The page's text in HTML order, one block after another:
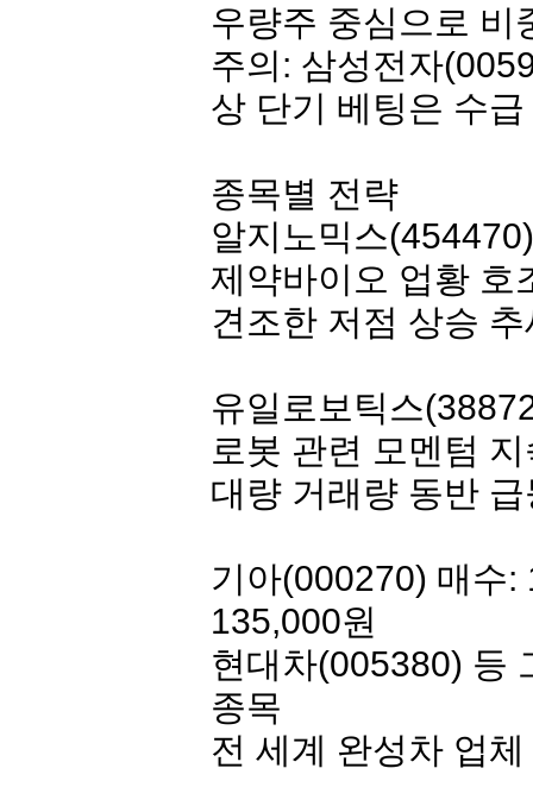
우량주 중심으로 비
주의: 삼성전자
상 단기 베팅은 수
종목별 전략
알지노믹스(454470)
제약바이오 업황 호
견조한 저점 상승
유일로보틱스
로봇 관련 모멘텀
대량 거래량 동반
기아(000270) 매수:
135,000원
현대차(005380) 등
종목
전 세계 완성차 업